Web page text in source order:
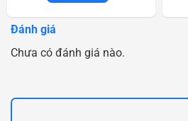
Đánh giá
Chưa có đánh giá nào.